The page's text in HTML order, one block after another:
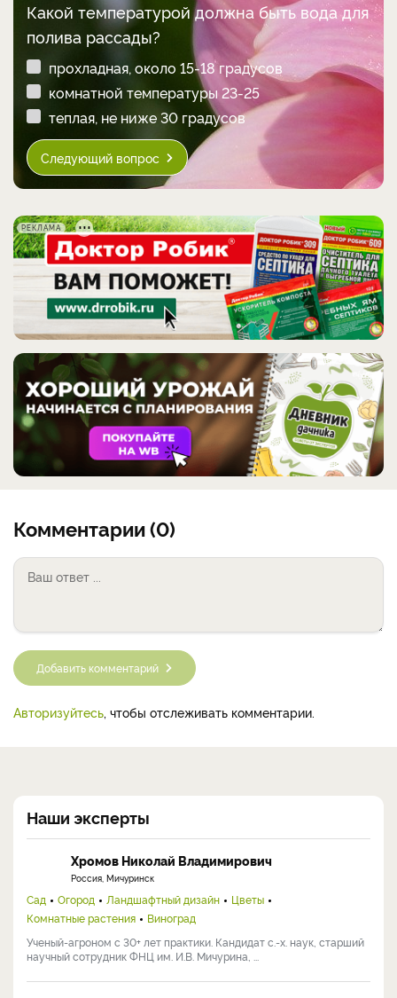
Какой температурой должна быть вода для
полива рассады?
прохладная, около 15-18 градусов
комнатной температуры 23-25
теплая, не ниже 30 градусов
Следующий вопрос
РЕКЛАМА
Комментарии (0)
Добавить комментарий
Авторизуйтесь, чтобы отслеживать комментарии.
Наши эксперты
Хромов Николай Владимирович
Россия, Мичуринск
Сад Огород Ландшафтный дизайн
Цветы
Комнатные растения
Виноград
Ученый-агроном с 30+ лет практики. Кандидат с.-х. наук, старший
научный сотрудник ФНЦ им. И.В. Мичурина, ...